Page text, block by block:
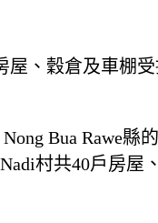
、穀倉及車棚
Bua Rawe縣
村共40戶房